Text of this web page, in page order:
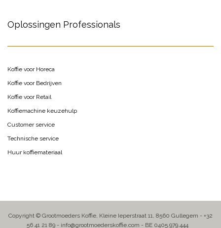
Oplossingen Professionals
Koffie voor Horeca
Koffie voor Bedrijven
Koffie voor Retail
Koffiemachine keuzehulp
Customer service
Technische service
Huur koffiemateriaal
Copyright © Grootmoeders Koffie, Kleine Ieperstraat 11, 8560 Gullegem - +32
56 41 21 89 - info@grootmoederskoffie.com - BE 0405.979.444